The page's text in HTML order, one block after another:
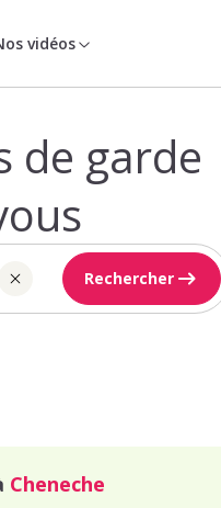
vidéos
de garde
Rechercher
Cheneche